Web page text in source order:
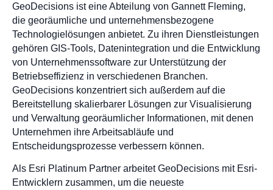
GeoDecisions ist eine Abteilung von Gannett Fleming,
die georäumliche und unternehmensbezogene
Technologielösungen anbietet. Zu ihren Dienstleistungen
gehören GIS-Tools, Datenintegration und die Entwicklung
von Unternehmenssoftware zur Unterstützung der
Betriebseffizienz in verschiedenen Branchen.
GeoDecisions konzentriert sich außerdem auf die
Bereitstellung skalierbarer Lösungen zur Visualisierung
und Verwaltung georäumlicher Informationen, mit denen
Unternehmen ihre Arbeitsabläufe und
Entscheidungsprozesse verbessern können.
Als Esri Platinum Partner arbeitet GeoDecisions mit Esri-
Entwicklern zusammen, um die neueste